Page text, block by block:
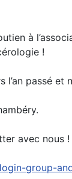
à
!
passé et
avec nous !
group-